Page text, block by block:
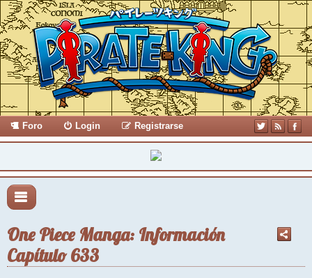
Foro Login Registrarse
One Piece Manga: Información
Capítulo 633